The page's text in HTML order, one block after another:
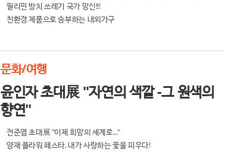
집
필리핀 방치 쓰레기 국가 망신!!!
친환경 제품으로 승부하는 내외가구
문화/여행
윤인자 초대展 "자연의 색깔 -그 원색의
향연"
전준엽 초대展 "이제 희망의 세계로..."
양재 플라워 페스타, 내가 사랑하는 꽃을 피우다!